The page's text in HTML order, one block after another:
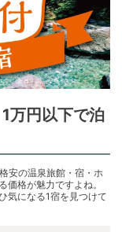
万円以下で泊
安の温泉旅館・宿・ホ
価格が魅力ですよね。
気になる1宿を見つけて